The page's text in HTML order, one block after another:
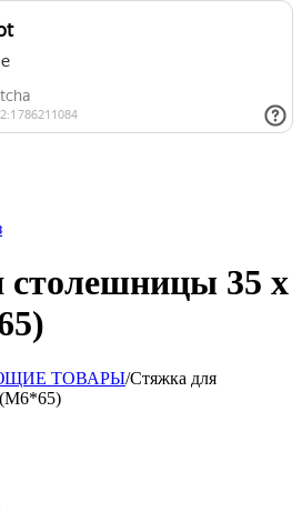
столешницы 35 х
ТОВАРЫ/Стяжка для